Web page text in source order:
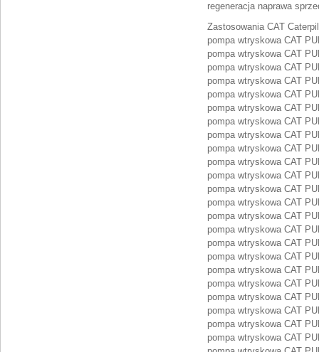
regeneracja naprawa
Zastosowania CAT
pompa wtryskowa CAT
pompa wtryskowa CAT
pompa wtryskowa CAT
pompa wtryskowa CAT
pompa wtryskowa CAT
pompa wtryskowa CAT
pompa wtryskowa CAT
pompa wtryskowa CAT
pompa wtryskowa CAT
pompa wtryskowa CAT
pompa wtryskowa CAT
pompa wtryskowa CAT
pompa wtryskowa CAT
pompa wtryskowa CAT
pompa wtryskowa CAT
pompa wtryskowa CAT
pompa wtryskowa CAT
pompa wtryskowa CAT
pompa wtryskowa CAT
pompa wtryskowa CAT
pompa wtryskowa CAT
pompa wtryskowa CAT
pompa wtryskowa CAT